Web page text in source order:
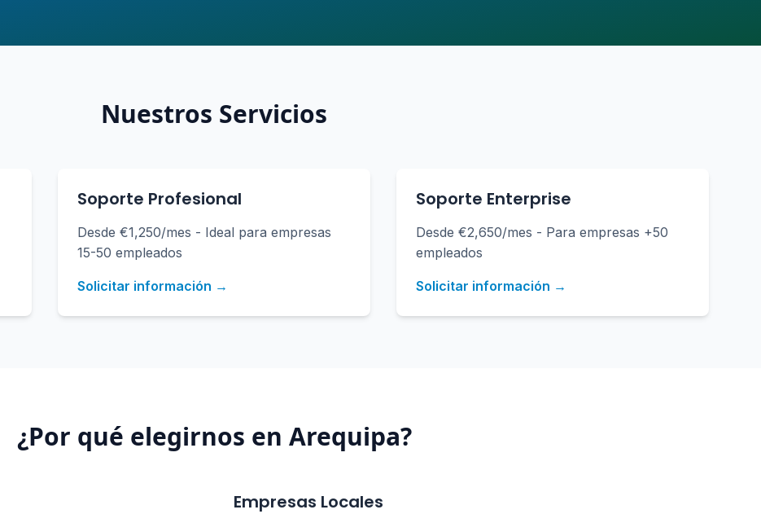
Nuestros Servicios
Soporte Profesional
Desde €1,250/mes - Ideal para empresas
15-50 empleados
Solicitar información →
Soporte Enterprise
Desde €2,650/mes - Para empresas +50
empleados
Solicitar información →
¿Por qué elegirnos en Arequipa?
Empresas Locales